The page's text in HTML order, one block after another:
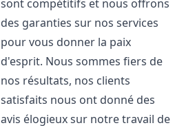
sont compétitifs et nous offrons
des garanties sur nos services
pour vous donner la paix
d'esprit. Nous sommes fiers de
nos résultats, nos clients
satisfaits nous ont donné des
avis élogieux sur notre travail de